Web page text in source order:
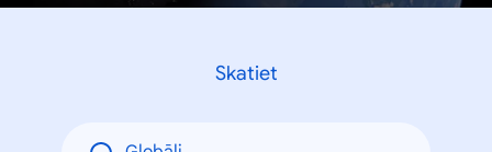
Skatiet